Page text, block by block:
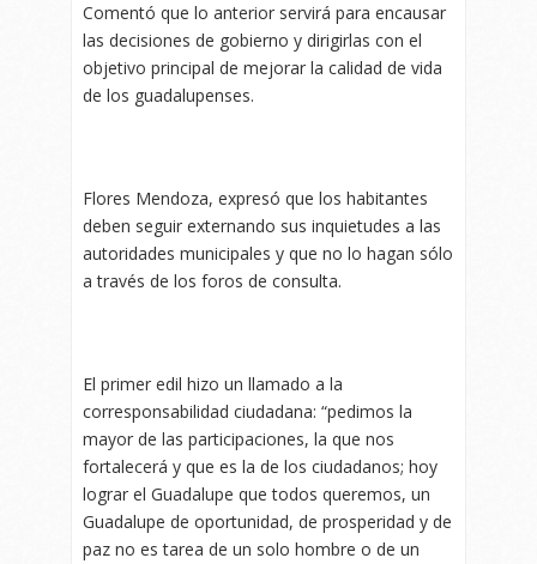
Comentó que lo anterior servirá para encausar
las decisiones de gobierno y dirigirlas con el
objetivo principal de mejorar la calidad de vida
de los guadalupenses.
Flores Mendoza, expresó que los habitantes
deben seguir externando sus inquietudes a las
autoridades municipales y que no lo hagan sólo
a través de los foros de consulta.
El primer edil hizo un llamado a la
corresponsabilidad ciudadana: “pedimos la
mayor de las participaciones, la que nos
fortalecerá y que es la de los ciudadanos; hoy
lograr el Guadalupe que todos queremos, un
Guadalupe de oportunidad, de prosperidad y de
paz no es tarea de un solo hombre o de un